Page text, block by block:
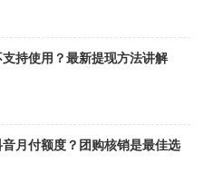
持使用？最新提现方法讲解
月付额度？团购核销是最佳选